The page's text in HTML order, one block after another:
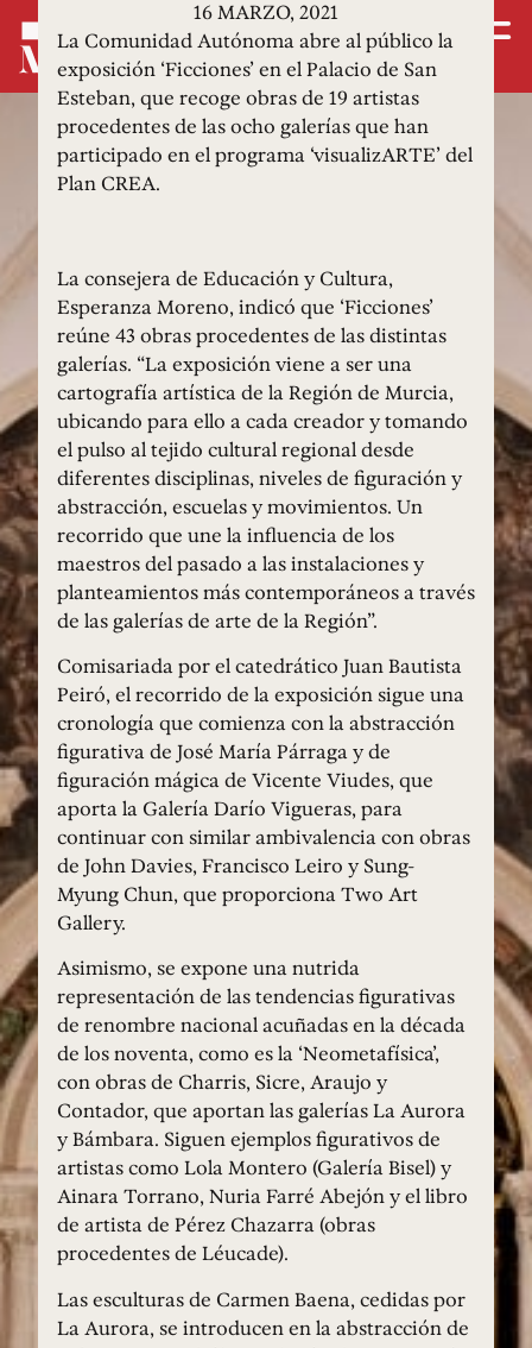
16 MARZO, 2021
La Comunidad Autónoma abre al público la
exposición ‘Ficciones’ en el Palacio de San
Esteban, que recoge obras de 19 artistas
procedentes de las ocho galerías que han
participado en el programa ‘visualizARTE’ del
Plan CREA.
La consejera de Educación y Cultura,
Esperanza Moreno, indicó que ‘Ficciones’
reúne 43 obras procedentes de las distintas
galerías. “La exposición viene a ser una
cartografía artística de la Región de Murcia,
ubicando para ello a cada creador y tomando
el pulso al tejido cultural regional desde
diferentes disciplinas, niveles de figuración y
abstracción, escuelas y movimientos. Un
recorrido que une la influencia de los
maestros del pasado a las instalaciones y
planteamientos más contemporáneos a través
de las galerías de arte de la Región”.
Comisariada por el catedrático Juan Bautista
Peiró, el recorrido de la exposición sigue una
cronología que comienza con la abstracción
figurativa de José María Párraga y de
figuración mágica de Vicente Viudes, que
aporta la Galería Darío Vigueras, para
continuar con similar ambivalencia con obras
de John Davies, Francisco Leiro y Sung-
Myung Chun, que proporciona Two Art
Gallery.
Asimismo, se expone una nutrida
representación de las tendencias figurativas
de renombre nacional acuñadas en la década
de los noventa, como es la ‘Neometafísica’,
con obras de Charris, Sicre, Araujo y
Contador, que aportan las galerías La Aurora
y Bámbara. Siguen ejemplos figurativos de
artistas como Lola Montero (Galería Bisel) y
Ainara Torrano, Nuria Farré Abejón y el libro
de artista de Pérez Chazarra (obras
procedentes de Léucade).
Las esculturas de Carmen Baena, cedidas por
La Aurora, se introducen en la abstracción de